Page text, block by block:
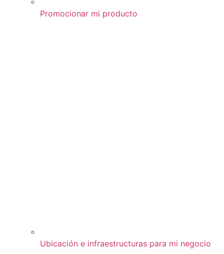
Promocionar mi producto
Ubicación e infraestructuras para mi negocio